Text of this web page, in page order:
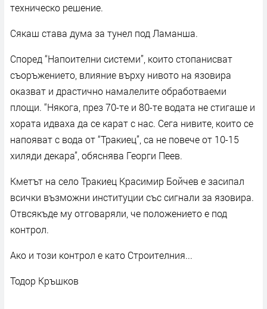
техническо решение.
Сякаш става дума за тунел под Ламанша.
Според “Напоителни системи”, които стопанисват
съоръжението, влияние върху нивото на язовира
оказват и драстично намалелите обработваеми
площи. “Някога, през 70-те и 80-те водата не стигаше и
хората идваха да се карат с нас. Сега нивите, които се
напояват с вода от “Тракиец”, са не повече от 10-15
хиляди декара”, обяснява Георги Пеев.
Кметът на село Тракиец Красимир Бойчев е засипал
всички възможни институции със сигнали за язовира.
Отвсякъде му отговаряли, че положението е под
контрол.
Ако и този контрол е като Строителния...
Тодор Кръшков